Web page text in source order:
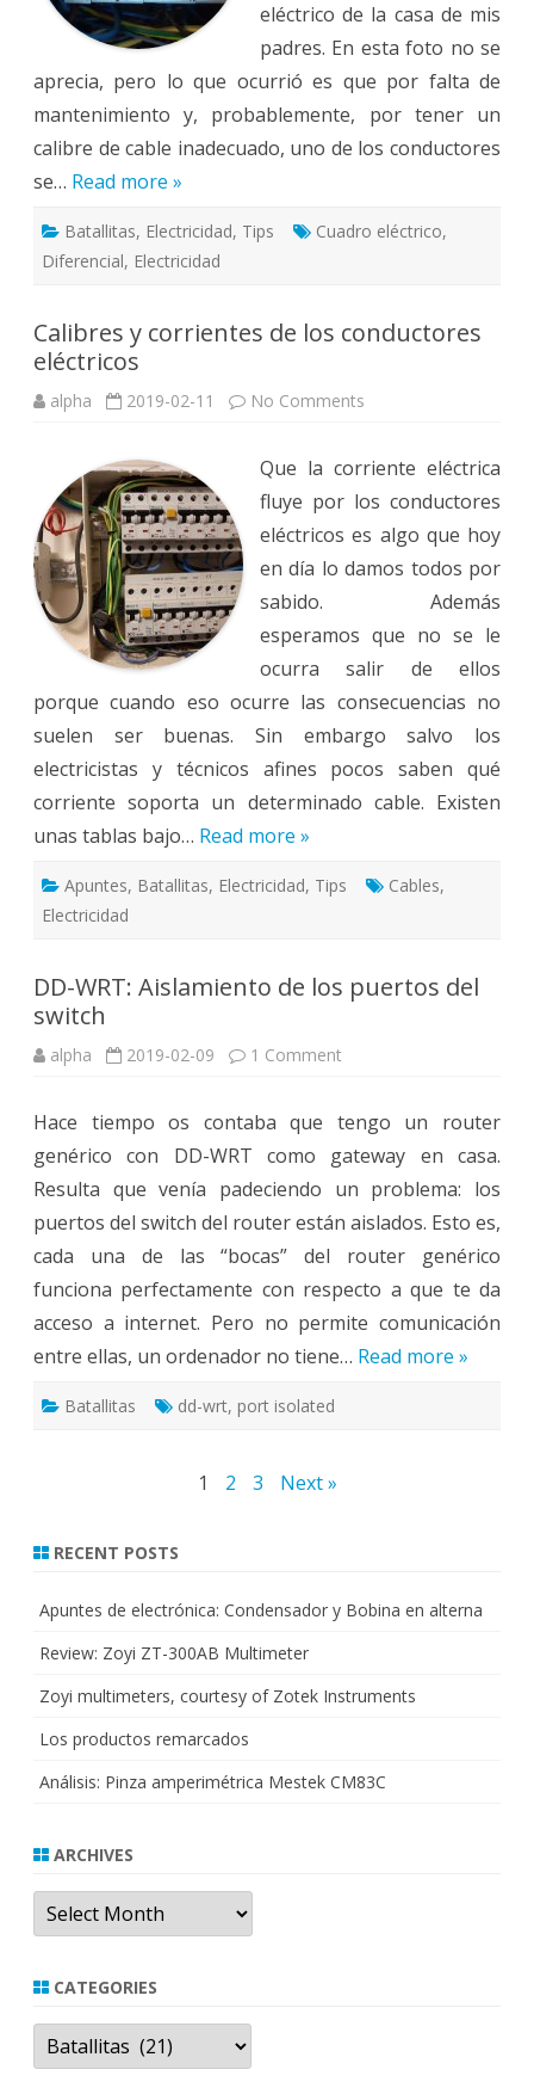
eléctrico de la casa de mis
padres. En esta foto no se
aprecia, pero lo que ocurrió es que por falta de
mantenimiento y, probablemente, por tener un
calibre de cable inadecuado, uno de los conductores
se… Read more »
Batallitas, Electricidad, Tips Cuadro eléctrico,
Diferencial, Electricidad
Calibres y corrientes de los conductores
eléctricos
alpha 2019-02-11 No Comments
de
conductores
Que la corriente eléctrica
fluye por los conductores
eléctricos es algo que hoy
en día lo damos todos por
sabido. Además
esperamos que no se le
ocurra salir de ellos
porque cuando eso ocurre las consecuencias no
suelen ser buenas. Sin embargo salvo los
electricistas y técnicos afines pocos saben qué
corriente soporta un determinado cable. Existen
unas tablas bajo… Read more »
Apuntes, Batallitas, Electricidad, Tips Cables,
Electricidad
DD-WRT: Aislamiento de los puertos del
switch
alpha 2019-02-09 1 Comment
de
puertos
switch
Hace tiempo os contaba que tengo un router
genérico con DD-WRT como gateway en casa.
Resulta que venía padeciendo un problema: los
puertos del switch del router están aislados. Esto es,
cada una de las “bocas” del router genérico
funciona perfectamente con respecto a que te da
acceso a internet. Pero no permite comunicación
entre ellas, un ordenador no tiene… Read more »
Batallitas dd-wrt, port isolated
1 2 3 Next »
RECENT POSTS
Apuntes de electrónica: Condensador y Bobina en alterna
Review: Zoyi ZT-300AB Multimeter
Zoyi multimeters, courtesy of Zotek Instruments
Los productos remarcados
Análisis: Pinza amperimétrica Mestek CM83C
ARCHIVES
Archives
CATEGORIES
Categories